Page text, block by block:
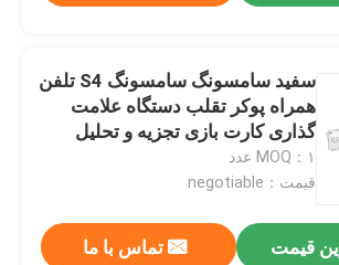
سفید سامسونگ سامسونگ S4 تلفن
همراه پوکر تقلب دستگاه علامت
گذاری کارت بازی تجزیه و تحلیل
MOQ：۱ عدد
قیمت：negotiable
قیمت تماس با ما